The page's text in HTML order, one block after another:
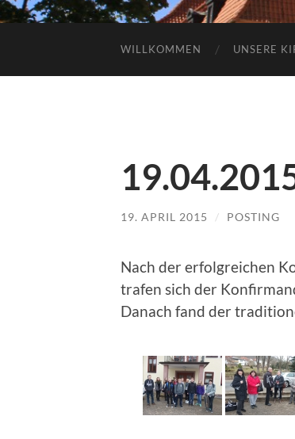
WILLKOMMEN UNSERE
19. APRIL 2015 / POSTING
Nach der erfolgreichen
trafen sich der
Danach fand der